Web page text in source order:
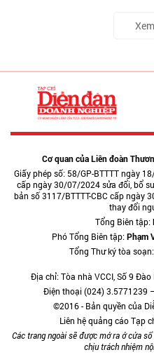
Cơ quan của Liên đoàn
Giấy phép số: 58/GP-BTTTT ngày
cấp ngày 30/07/2024 sửa đổi, bổ
bản số 3117/BTTTT-CBC cấp ngày
thay đổi
Tổng Biên tập:
Phó Tổng Biên tập:Phạm
Tổng Thư ký tòa soạn:
Địa chỉ: Tòa nhà VCCI, Số 9
Điện thoại (024) 3.5771239
©2016 - Bản quyền của
Liên hệ quảng cáo Tạp
Các trang ngoài sẽ được mở ra ở cửa
chịu trách nhiệm